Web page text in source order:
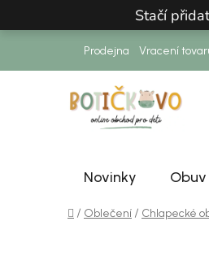
Stačí
Prodejna Vracení
Novinky Obuv
Domů
/ Oblečení / Chlapecké